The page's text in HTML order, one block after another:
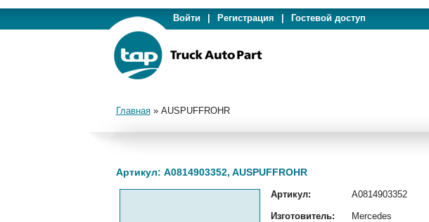
Войти Регистрация Гостевой доступ
Главная» AUSPUFFROHR
Артикул: A0814903352, AUSPUFFROHR
Артикул: A0814903352
Изготовитель: Mercedes